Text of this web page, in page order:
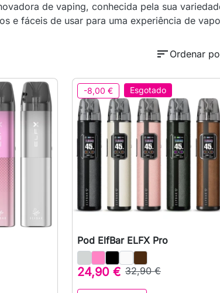
de vaping, conhecida pela sua
e fáceis de usar para uma experiência de
sort Ordenar
-8,00 € Esgotado
 Vista rápida
Pod ElfBar ELFX Pro
24,90 € 32,90 €